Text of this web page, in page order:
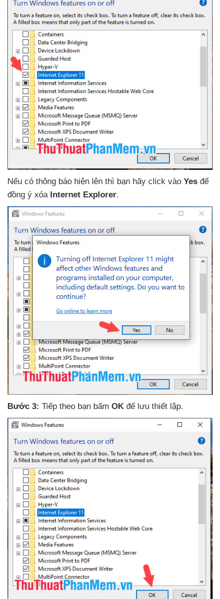
Nếu có thông báo hiện lên thì bạn hãy click vào Yes để
đồng ý xóa Internet Explorer.
Bước 3: Tiếp theo bạn bấm OK để lưu thiết lập.